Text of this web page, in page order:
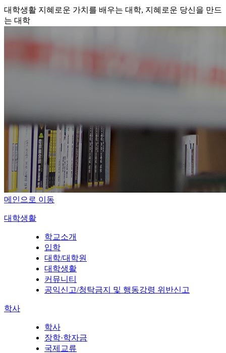
대학생활 지혜로운 가치를 배우는 대학, 지혜로운 당신을 만드
는 대학
메인으로 이동
대학생활
학교소개
입학
대학/대학원
대학생활
커뮤니티
공익신고/청탁금지 및 행동강령 위반신고
학사
학사
장학·학자금
국제교류